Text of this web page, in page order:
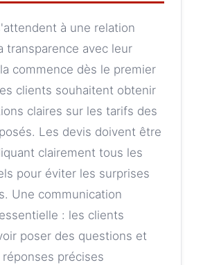
à une relation
transparence avec leur
commence dès le premier
clients souhaitent obtenir
claires sur les tarifs des
Les devis doivent être
clairement tous les
pour éviter les surprises
Une communication
: les clients
poser des questions et
précises